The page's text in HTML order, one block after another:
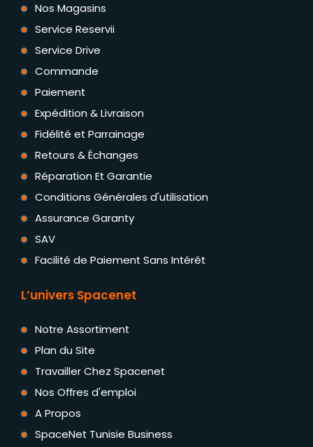
Nos Magasins
Service Reservii
Service Drive
Commande
Paiement
Expédition & Livraison
Fidélité et Parrainage
Retours & Échanges
Réparation Et Garantie
Conditions Générales d'utilisation
Assurance Garanty
SAV
Facilité de Paiement Sans Intérêt
L’univers Spacenet
Notre Assortiment
Plan du Site
Travailler Chez Spacenet
Nos Offres d'emploi
A Propos
SpaceNet Tunisie Business